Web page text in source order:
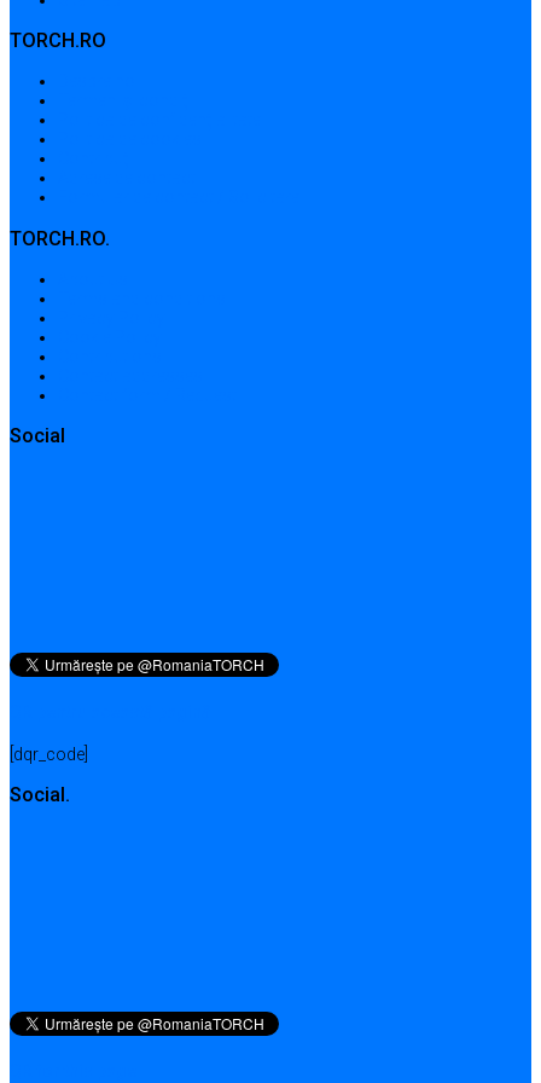
TORCH.RO
TORCH.RO.
Social
[dqr_code]
Social.